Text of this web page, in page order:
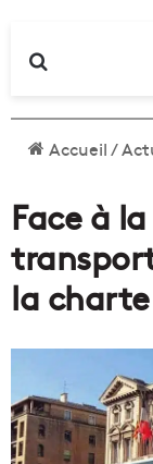
Accueil/
Face à
la